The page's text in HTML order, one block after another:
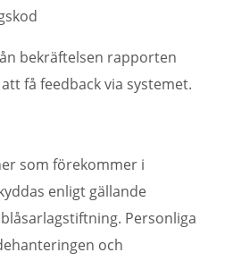
bekräftelsen rapporten
få feedback via systemet.
som förekommer i
enligt gällande
Personliga
och